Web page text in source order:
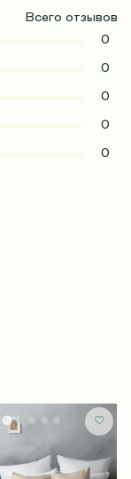
Всего отзывов
0
0
0
0
0